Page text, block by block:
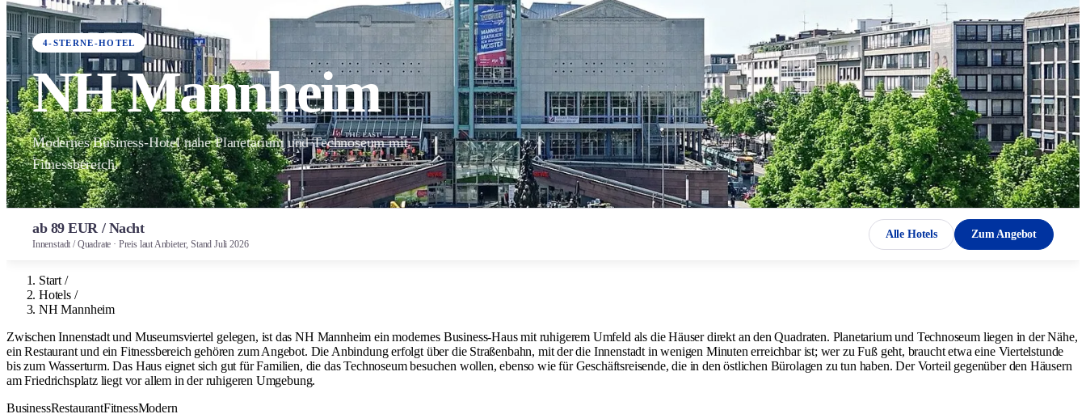
4-STERNE-HOTEL
NH Mannheim
Modernes Business-Hotel nahe Planetarium und Technoseum mit
Fitnessbereich.
ab 89 EUR / Nacht
Innenstadt / Quadrate · Preis laut Anbieter, Stand Juli 2026
Alle Hotels Zum Angebot
Start /
Hotels /
NH Mannheim
Zwischen Innenstadt und Museumsviertel gelegen, ist das NH Mannheim ein modernes Business-Haus mit ruhigerem Umfeld als die Häuser direkt an den Quadraten. Planetarium und Technoseum liegen in der Nähe,
ein Restaurant und ein Fitnessbereich gehören zum Angebot. Die Anbindung erfolgt über die Straßenbahn, mit der die Innenstadt in wenigen Minuten erreichbar ist; wer zu Fuß geht, braucht etwa eine Viertelstunde
bis zum Wasserturm. Das Haus eignet sich gut für Familien, die das Technoseum besuchen wollen, ebenso wie für Geschäftsreisende, die in den östlichen Bürolagen zu tun haben. Der Vorteil gegenüber den Häusern
am Friedrichsplatz liegt vor allem in der ruhigeren Umgebung.
BusinessRestaurantFitnessModern